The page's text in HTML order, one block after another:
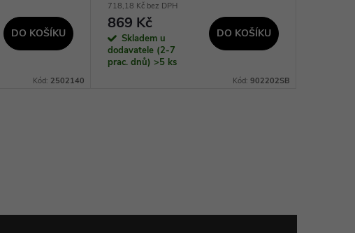
DO KOŠÍKU
Kód: 2502140
718,18 Kč bez DPH
869 Kč
Skladem u
dodavatele (2-7
prac. dnů) >5 ks
DO KOŠÍKU
Kód: 902202SB